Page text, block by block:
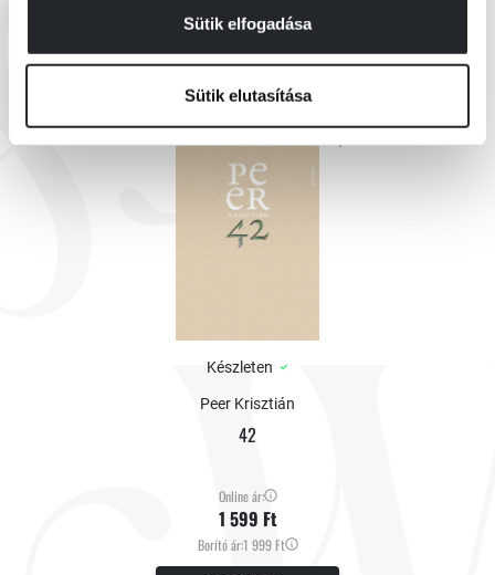
Sütik elfogadása
Sütik elutasítása
EZEK IS ÉRDEKELHETNEK
Készleten
Peer Krisztián
42
Online ár:
1 599 Ft
Borító ár:1 999 Ft